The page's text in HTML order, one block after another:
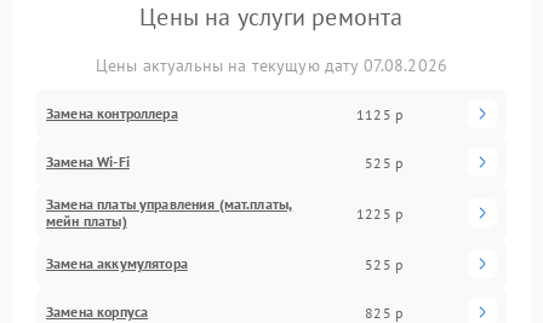
Цены на услуги ремонта
Цены актуальны на текущую дату 07.08.2026
Замена контроллера 1125 р
Замена Wi-Fi 525 р
Замена платы управления (мат.платы,
мейн платы)
1225 р
Замена аккумулятора 525 р
Замена корпуса 825 р